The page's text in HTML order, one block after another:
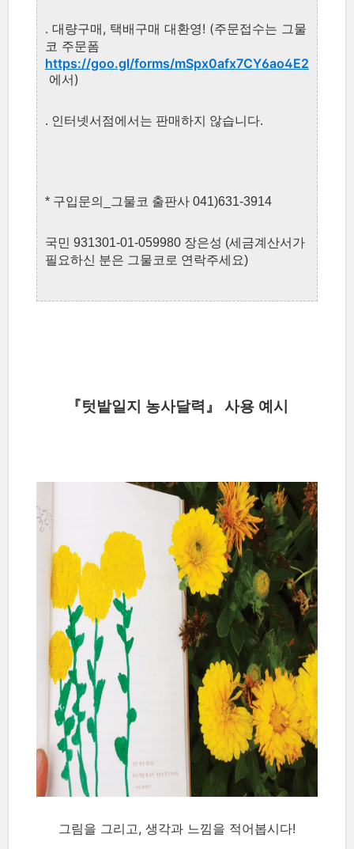
. 대량구매, 택배구매 대환영! (주문접수는 그물
코 주문폼
https://goo.gl/forms/mSpx0afx7CY6ao4E2
에서)
. 인터넷서점에서는 판매하지 않습니다.
* 구입문의_그물코 출판사 041)631-3914
국민 931301-01-059980 장은성 (세금계산서가
필요하신 분은 그물코로 연락주세요)
『텃밭일지 농사달력』 사용 예시
그림을 그리고, 생각과 느낌을 적어봅시다!